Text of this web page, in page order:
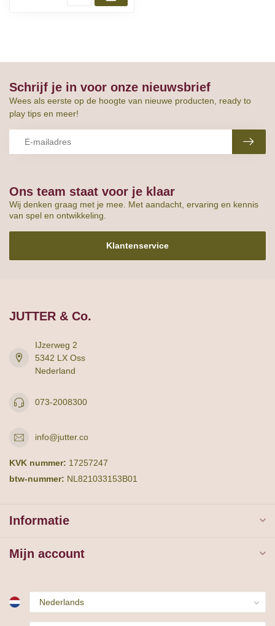
Ons team staat voor je klaar
Wij denken graag met je mee. Met aandacht, ervaring en kennis
van spel en ontwikkeling.
Klantenservice
Schrijf je in voor onze nieuwsbrief
Wees als eerste op de hoogte van nieuwe producten, ready to
play tips en meer!
JUTTER & Co.
IJzerweg 2
5342 LX Oss
Nederland
073-2008300
info@jutter.co
KVK nummer: 17257247
btw-nummer: NL821033153B01
Informatie
Mijn account